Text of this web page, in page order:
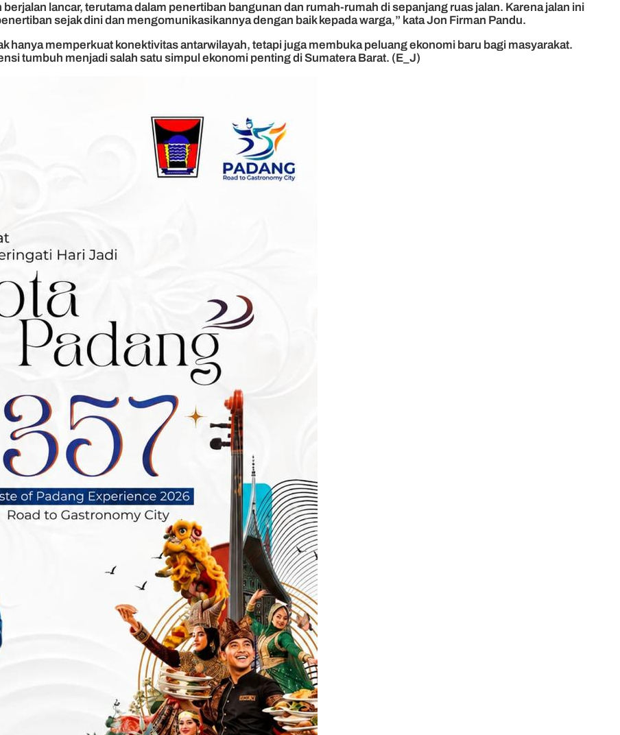
lancar, terutama dalam penertiban bangunan dan rumah-rumah di sepanjang ruas jalan. Karena jalan ini
sejak dini dan mengomunikasikannya dengan baik kepada warga,” kata Jon Firman Pandu.
hanya memperkuat konektivitas antarwilayah, tetapi juga membuka peluang ekonomi baru bagi masyarakat.
tumbuh menjadi salah satu simpul ekonomi penting di Sumatera Barat. (E_J)